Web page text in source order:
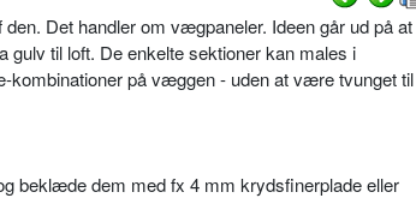
Det handler om vægpaneler. Ideen går ud på at
til loft. De enkelte sektioner kan males i
kombinationer på væggen - uden at være tvunget
beklæde dem med fx 4 mm krydsfinerplade eller